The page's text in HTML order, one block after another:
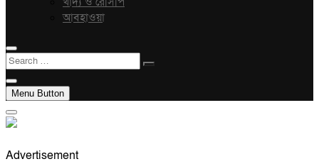
আবহাওয়া
Search
…
Menu Button
Advertisement